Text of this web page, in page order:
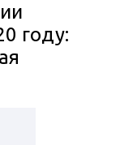
году: